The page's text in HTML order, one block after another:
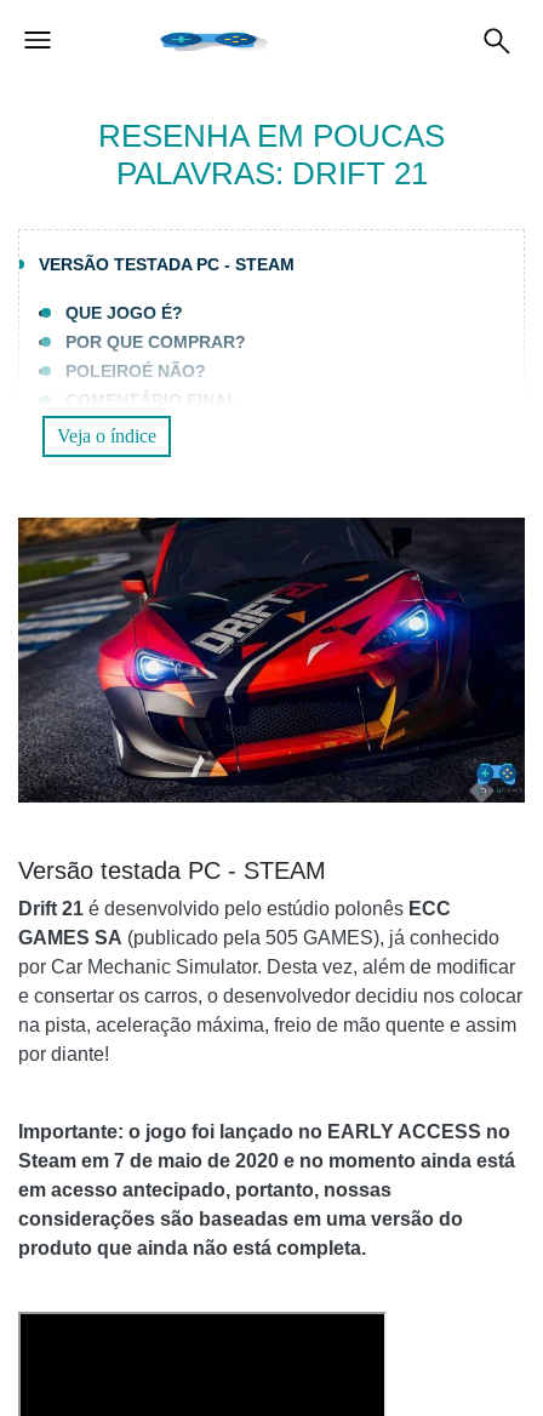
RESENHA EM POUCAS
PALAVRAS: DRIFT 21
VERSÃO TESTADA PC - STEAM
QUE JOGO É?
POR QUE COMPRAR?
POLEIROÉ NÃO?
COMENTÁRIO FINAL
Veja o índice
Versão testada PC - STEAM
Drift 21 é desenvolvido pelo estúdio polonês ECC
GAMES SA (publicado pela 505 GAMES), já conhecido
por Car Mechanic Simulator. Desta vez, além de modificar
e consertar os carros, o desenvolvedor decidiu nos colocar
na pista, aceleração máxima, freio de mão quente e assim
por diante!
Importante: o jogo foi lançado no EARLY ACCESS no
Steam em 7 de maio de 2020 e no momento ainda está
em acesso antecipado, portanto, nossas
considerações são baseadas em uma versão do
produto que ainda não está completa.